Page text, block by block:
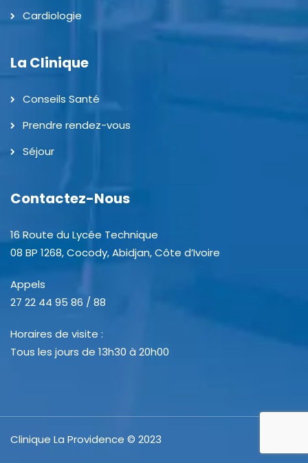
Cardiologie
La Clinique
Conseils Santé
Prendre rendez-vous
Séjour
Contactez-Nous
16 Route du Lycée Technique
08 BP 1268, Cocody, Abidjan, Côte d’Ivoire
Appels
27 22 44 95 86 / 88
Horaires de visite :
Tous les jours de 13h30 à 20h00
Clinique La Providence © 2023